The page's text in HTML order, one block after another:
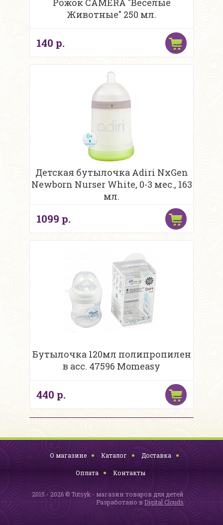
Рожок CAMERA "Весёлые
Животные" 250 мл.
140 р.
Детская бутылочка Adiri NxGen
Newborn Nurser White, 0-3 мес., 163
мл.
1099 р.
Бутылочка 120мл полипропилен
в асс. 47596 Momeasy
440 р.
О магазине Каталог Доставка
Оплата Контакты
2015 - 2026 © Tutsyk - магазин товаров для детей
Разработано в Digital Clouds